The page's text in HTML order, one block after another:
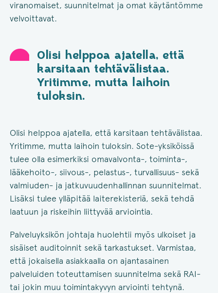
viranomaiset, suunnitelmat ja omat käytäntömme
velvoittavat.
Olisi helppoa ajatella, että
karsitaan tehtävälistaa.
Yritimme, mutta laihoin
tuloksin.
Olisi helppoa ajatella, että karsitaan tehtävälistaa.
Yritimme, mutta laihoin tuloksin. Sote-yksiköissä
tulee olla esimerkiksi omavalvonta-, toiminta-,
lääkehoito-, siivous-, pelastus-, turvallisuus- sekä
valmiuden- ja jatkuvuudenhallinnan suunnitelmat.
Lisäksi tulee ylläpitää laiterekisteriä, sekä tehdä
laatuun ja riskeihin liittyvää arviointia.
Palveluyksikön johtaja huolehtii myös ulkoiset ja
sisäiset auditoinnit sekä tarkastukset. Varmistaa,
että jokaisella asiakkaalla on ajantasainen
palveluiden toteuttamisen suunnitelma sekä RAI-
tai jokin muu toimintakyvyn arviointi tehtynä.